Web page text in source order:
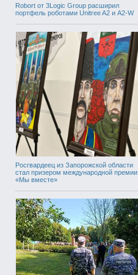
Robort от 3Logic Group расширил
портфель роботами Unitree A2 и A2-W
Росгвардеец из Запорожской области
стал призером международной премии
«Мы вместе»